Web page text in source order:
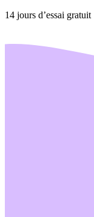
14 jours d’essai gratuit